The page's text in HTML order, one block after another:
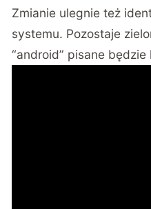
Zmianie ulegnie też
systemu. Pozostaje
“android” pisane